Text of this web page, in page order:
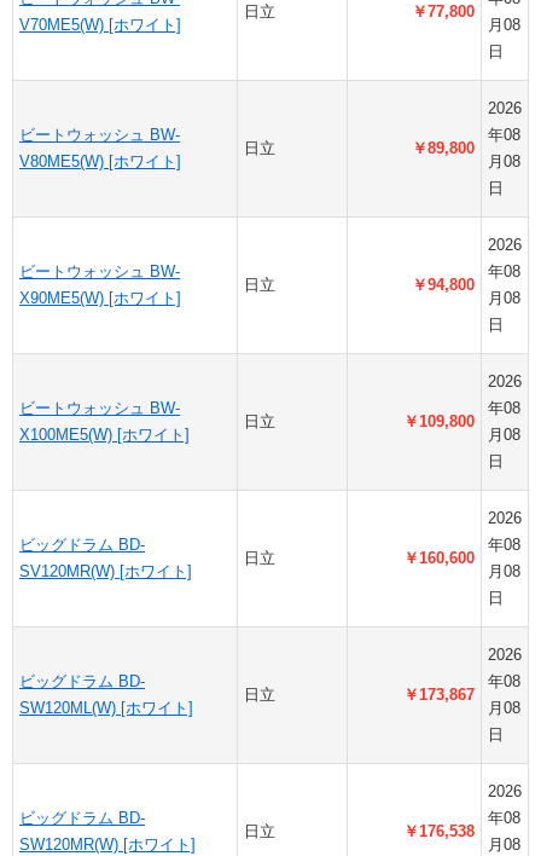
V70ME5(W) [ホワイト]
日立 ￥77,800
月08
日
ビートウォッシュ BW-
V80ME5(W) [ホワイト]
日立 ￥89,800
2026
年08
月08
日
ビートウォッシュ BW-
X90ME5(W) [ホワイト]
日立 ￥94,800
2026
年08
月08
日
ビートウォッシュ BW-
X100ME5(W) [ホワイト]
日立 ￥109,800
2026
年08
月08
日
ビッグドラム BD-
SV120MR(W) [ホワイト]
日立 ￥160,600
2026
年08
月08
日
ビッグドラム BD-
SW120ML(W) [ホワイト]
日立 ￥173,867
2026
年08
月08
日
ビッグドラム BD-
SW120MR(W) [ホワイト]
日立 ￥176,538
2026
年08
月08